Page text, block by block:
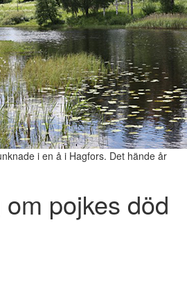
i en å i Hagfors. Det hände år
pojkes död